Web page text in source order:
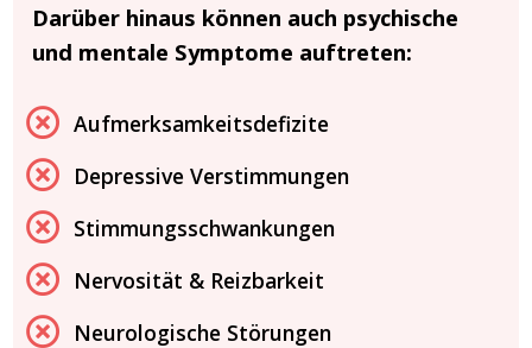
Darüber hinaus können auch psychische
und mentale Symptome auftreten:
Aufmerksamkeitsdefizite
Depressive Verstimmungen
Stimmungsschwankungen
Nervosität & Reizbarkeit
Neurologische Störungen